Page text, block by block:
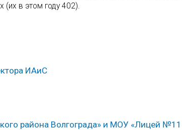
(их в этом году 402).
ИАиС
района Волгограда» и МОУ «Лицей №11